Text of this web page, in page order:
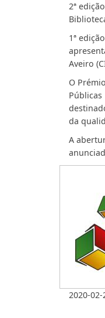
2ª
1ª
Aveiro
O
da
A
2020-